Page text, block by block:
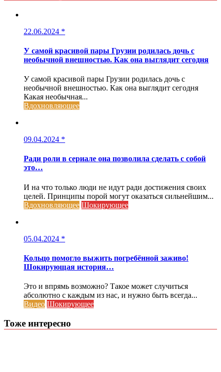
22.06.2024 *
У самой красивой пары Грузии родилась дочь с
необычной внешностью. Как она выглядит сегодня
У самой красивой пары Грузии родилась дочь с
необычной внешностью. Как она выглядит сегодня
Какая необычная...
Вдохновляющее
09.04.2024 *
Ради роли в сериале она позволила сделать с собой
это…
И на что только люди не идут ради достижения своих
целей. Принципы порой могут оказаться сильнейшим...
Вдохновляющее Шокирующее
05.04.2024 *
Кольцо помогло выжить погребённой заживо!
Шокирующая история…
Это и впрямь возможно? Такое может случиться
абсолютно с каждым из нас, и нужно быть всегда...
Видео Шокирующее
Тоже интересно